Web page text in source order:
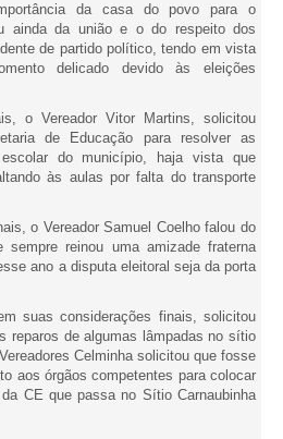
da casa do povo para o
ainda da união e o do respeito dos
de partido político, tendo em vista
delicado devido às eleições
o Vereador Vitor Martins, solicitou
de Educação para resolver as
do município, haja vista que
às aulas por falta do transporte
o Vereador Samuel Coelho falou do
sempre reinou uma amizade fraterna
ano a disputa eleitoral seja da porta
suas considerações finais, solicitou
reparos de algumas lâmpadas no sítio
Celminha solicitou que fosse
aos órgãos competentes para colocar
CE que passa no Sítio Carnaubinha